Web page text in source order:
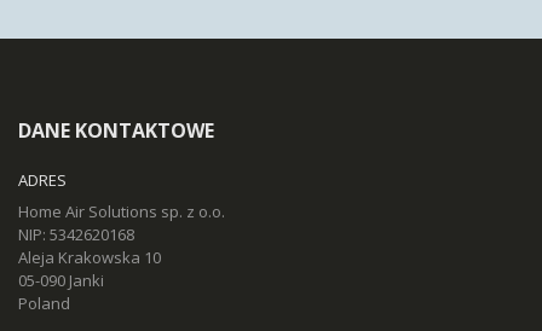
DANE KONTAKTOWE
ADRES
Home Air Solutions sp. z o.o.
NIP: 5342620168
Aleja Krakowska 10
05-090 Janki
Poland